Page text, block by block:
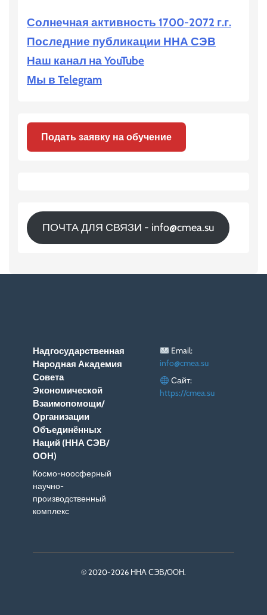
Солнечная активность 1700-2072 г.г.
Последние публикации ННА СЭВ
Наш канал на YouTube
Мы в Telegram
Подать заявку на обучение
ПОЧТА ДЛЯ СВЯЗИ - info@cmea.su
Надгосударственная
Народная Академия
Совета
Экономической
Взаимопомощи/
Организации
Объединённых
Наций (ННА СЭВ/
ООН)
Космо-ноосферный
научно-
производственный
комплекс
Email:
info@cmea.su
Сайт:
https://cmea.su
© 2020-2026 ННА СЭВ/ООН.